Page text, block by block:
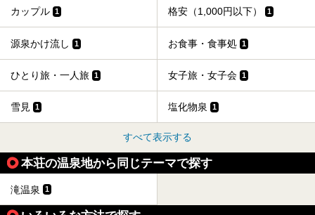
カップル 1 格安（1,000円以下） 1
源泉かけ流し 1 お食事・食事処 1
ひとり旅・一人旅 1 女子旅・女子会 1
雪見 1 塩化物泉 1
すべて表示する
本荘の温泉地から同じテーマで探す
滝温泉 1